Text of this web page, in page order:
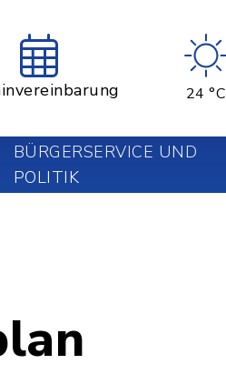
24 °C
BÜRGERSERVICE UND
POLITIK